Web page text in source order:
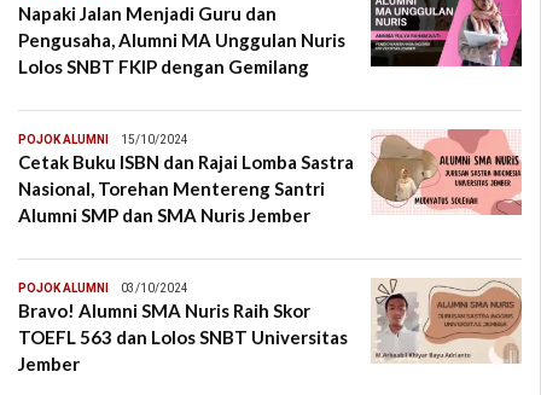
Napaki Jalan Menjadi Guru dan
Pengusaha, Alumni MA Unggulan Nuris
Lolos SNBT FKIP dengan Gemilang
POJOK ALUMNI 15/10/2024
Cetak Buku ISBN dan Rajai Lomba Sastra
Nasional, Torehan Mentereng Santri
Alumni SMP dan SMA Nuris Jember
POJOK ALUMNI 03/10/2024
Bravo! Alumni SMA Nuris Raih Skor
TOEFL 563 dan Lolos SNBT Universitas
Jember